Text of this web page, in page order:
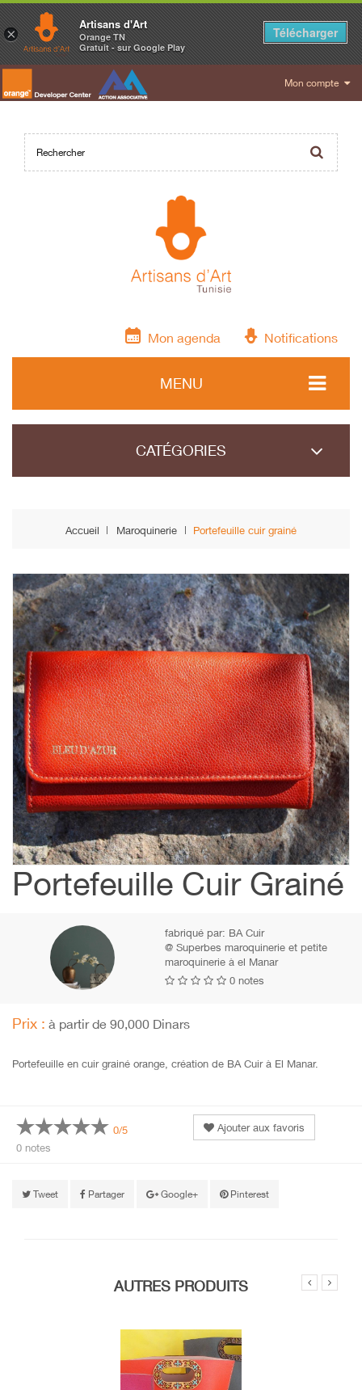
Mon compte
Mon agenda Notifications
MENU
CATÉGORIES
Accueil Maroquinerie Portefeuille cuir grainé
Portefeuille Cuir Grainé
fabriqué par: BA Cuir
@ Superbes maroquinerie et petite
maroquinerie à el Manar
0 notes
Prix : à partir de 90,000 Dinars
Portefeuille en cuir grainé orange, création de BA Cuir à El Manar.
0/5
Ajouter aux favoris
0 notes
Tweet Partager Google+ Pinterest
AUTRES PRODUITS
×
Artisans d'Art
Orange TN
Gratuit - sur Google Play
Télécharger